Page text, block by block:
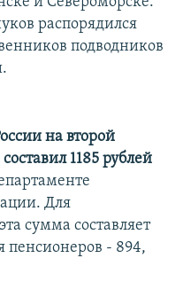
распорядился
подводников
на второй
1185 рублей
Для
сумма составляет
пенсионеров - 894,